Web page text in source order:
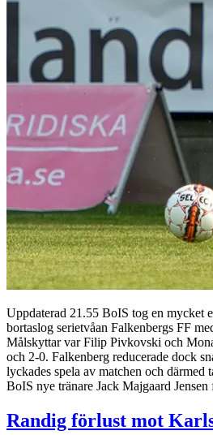
Uppdaterad 21.55 BoIS tog en mycket
bortaslog serietvåan Falkenbergs FF
Målskyttar var Filip Pivkovski och
och 2-0. Falkenberg reducerade dock
lyckades spela av matchen och därmed
BoIS nye tränare Jack Majgaard
Randig förlust mot